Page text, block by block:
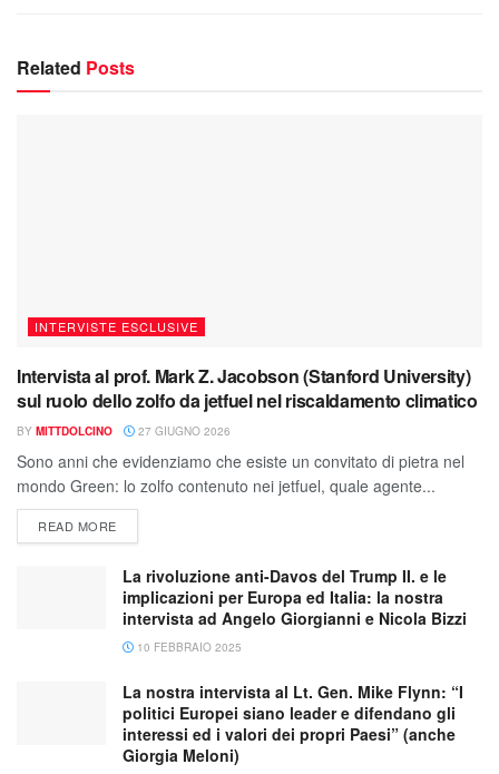
Related Posts
INTERVISTE ESCLUSIVE
Intervista al prof. Mark Z. Jacobson (Stanford University)
sul ruolo dello zolfo da jetfuel nel riscaldamento climatico
BY MITTDOLCINO 27 GIUGNO 2026
Sono anni che evidenziamo che esiste un convitato di pietra nel
mondo Green: lo zolfo contenuto nei jetfuel, quale agente...
READ MORE
La rivoluzione anti-Davos del Trump II. e le
implicazioni per Europa ed Italia: la nostra
intervista ad Angelo Giorgianni e Nicola Bizzi
10 FEBBRAIO 2025
La nostra intervista al Lt. Gen. Mike Flynn: “I
politici Europei siano leader e difendano gli
interessi ed i valori dei propri Paesi” (anche
Giorgia Meloni)